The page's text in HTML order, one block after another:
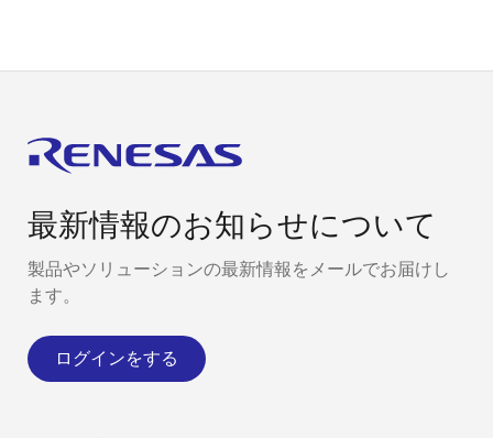
最新情報のお知らせについて
製品やソリューションの最新情報をメールでお届けし
ます。
ログインをする